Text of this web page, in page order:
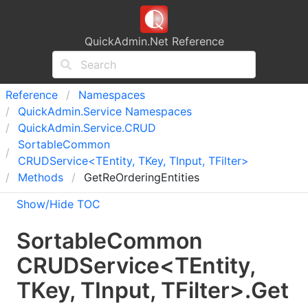
QuickAdmin.Net Reference
Reference
Namespaces
QuickAdmin.Service Namespaces
QuickAdmin.Service.CRUD
SortableCommon
CRUDService<TEntity, TKey, TInput, TFilter>
Methods
GetReOrderingEntities
Show/Hide TOC
SortableCommon
CRUDService<TEntity,
TKey, TInput, TFilter>.Get